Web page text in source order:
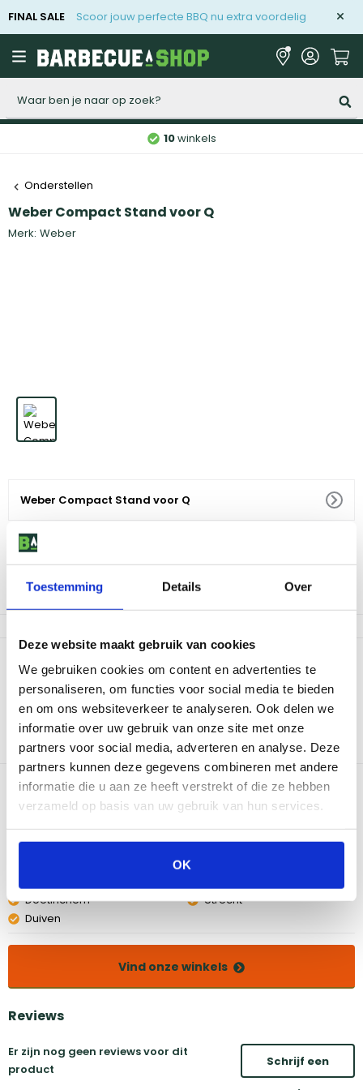
Toestemming Details Over
Deze website maakt gebruik van cookies
We gebruiken cookies om content en advertenties te
personaliseren, om functies voor social media te bieden
en om ons websiteverkeer te analyseren. Ook delen we
informatie over uw gebruik van onze site met onze
partners voor social media, adverteren en analyse. Deze
partners kunnen deze gegevens combineren met andere
informatie die u aan ze heeft verstrekt of die ze hebben
verzameld op basis van uw gebruik van hun services.
OK
FINAL SALE Scoor jouw perfecte BBQ nu extra voordelig
10winkels
Onderstellen
Weber Compact Stand voor Q
Merk: Weber
Weber Compact Stand voor Q
149
Af te halen in 9 winkels
De compact stand is geschikt voor alle Weber® Q barbecues en
is ideaal voor grillen op het balkon of terras dankzij zijn stevige,
maar lichtgewicht ontwerp. De stand heeft een ingebouwde
plank voor het opbergen van barbecuetools of kruiden.
Bekijk dit product in onze winkels
Amsterdam
Doetinchem
Duiven
Eindhoven
Utrecht
Vind onze winkels
Reviews
Er zijn nog geen reviews voor dit
product
Schrijf een